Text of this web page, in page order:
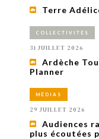
Terre
COLLECTIVITÉS
31 JUILLET 2026
Ardèche
Planner
MÉDIAS
29 JUILLET 2026
Audiences
plus écoutées